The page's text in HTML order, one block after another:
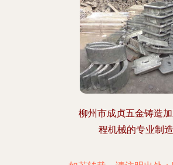
柳州市成贞五金铸造
程机械的专业制